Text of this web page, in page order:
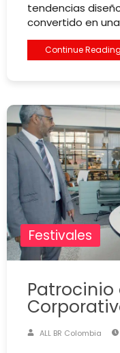
tendencias
convertido en
Continue
Festivales
Patrocinio
ALL BR Colombia